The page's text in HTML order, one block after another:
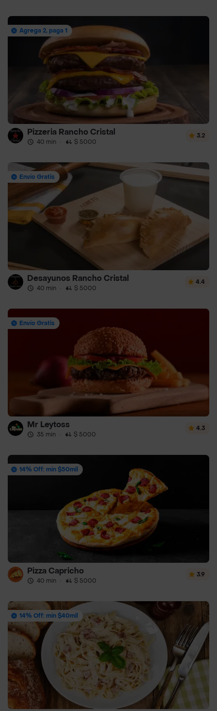
Agrega 2, paga 1
Pizzeria Rancho Cristal
40 min · $ 5000
3.2
Envío Gratis
Desayunos Rancho Cristal
40 min · $ 5000
4.4
Envío Gratis
Mr Leytoss
35 min · $ 5000
4.3
14% Off: mín $50mil
Pizza Capricho
40 min · $ 5000
3.9
14% Off: mín $40mil